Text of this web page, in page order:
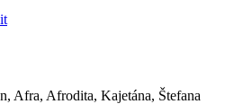
Afra, Afrodita, Kajetána, Štefana